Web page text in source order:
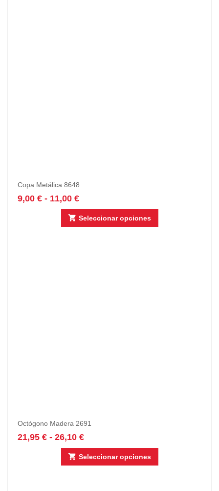
Copa Metálica 8648
9,00 € - 11,00 €
Seleccionar opciones
Octógono Madera 2691
21,95 € - 26,10 €
Seleccionar opciones